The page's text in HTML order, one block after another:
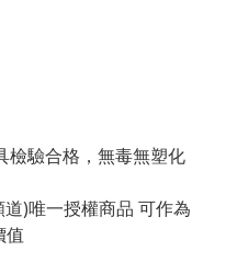
驗合格，無毒無塑化
)唯一授權商品 可作為
值